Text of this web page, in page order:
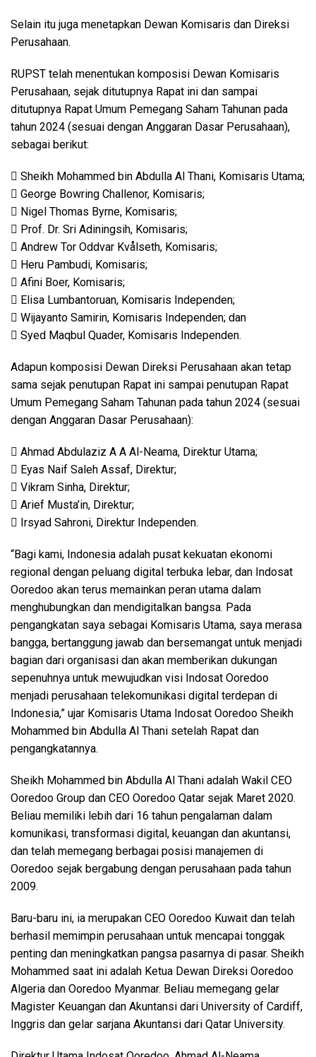
Selain itu juga menetapkan Dewan Komisaris dan Direksi
Perusahaan.
RUPST telah menentukan komposisi Dewan Komisaris
Perusahaan, sejak ditutupnya Rapat ini dan sampai
ditutupnya Rapat Umum Pemegang Saham Tahunan pada
tahun 2024 (sesuai dengan Anggaran Dasar Perusahaan),
sebagai berikut:
 Sheikh Mohammed bin Abdulla Al Thani, Komisaris Utama;
 George Bowring Challenor, Komisaris;
 Nigel Thomas Byrne, Komisaris;
 Prof. Dr. Sri Adiningsih, Komisaris;
 Andrew Tor Oddvar Kvålseth, Komisaris;
 Heru Pambudi, Komisaris;
 Afini Boer, Komisaris;
 Elisa Lumbantoruan, Komisaris Independen;
 Wijayanto Samirin, Komisaris Independen; dan
 Syed Maqbul Quader, Komisaris Independen.
Adapun komposisi Dewan Direksi Perusahaan akan tetap
sama sejak penutupan Rapat ini sampai penutupan Rapat
Umum Pemegang Saham Tahunan pada tahun 2024 (sesuai
dengan Anggaran Dasar Perusahaan):
 Ahmad Abdulaziz A A Al-Neama, Direktur Utama;
 Eyas Naif Saleh Assaf, Direktur;
 Vikram Sinha, Direktur;
 Arief Musta’in, Direktur;
 Irsyad Sahroni, Direktur Independen.
“Bagi kami, Indonesia adalah pusat kekuatan ekonomi
regional dengan peluang digital terbuka lebar, dan Indosat
Ooredoo akan terus memainkan peran utama dalam
menghubungkan dan mendigitalkan bangsa. Pada
pengangkatan saya sebagai Komisaris Utama, saya merasa
bangga, bertanggung jawab dan bersemangat untuk menjadi
bagian dari organisasi dan akan memberikan dukungan
sepenuhnya untuk mewujudkan visi Indosat Ooredoo
menjadi perusahaan telekomunikasi digital terdepan di
Indonesia,” ujar Komisaris Utama Indosat Ooredoo Sheikh
Mohammed bin Abdulla Al Thani setelah Rapat dan
pengangkatannya.
Sheikh Mohammed bin Abdulla Al Thani adalah Wakil CEO
Ooredoo Group dan CEO Ooredoo Qatar sejak Maret 2020.
Beliau memiliki lebih dari 16 tahun pengalaman dalam
komunikasi, transformasi digital, keuangan dan akuntansi,
dan telah memegang berbagai posisi manajemen di
Ooredoo sejak bergabung dengan perusahaan pada tahun
2009.
Baru-baru ini, ia merupakan CEO Ooredoo Kuwait dan telah
berhasil memimpin perusahaan untuk mencapai tonggak
penting dan meningkatkan pangsa pasarnya di pasar. Sheikh
Mohammed saat ini adalah Ketua Dewan Direksi Ooredoo
Algeria dan Ooredoo Myanmar. Beliau memegang gelar
Magister Keuangan dan Akuntansi dari University of Cardiff,
Inggris dan gelar sarjana Akuntansi dari Qatar University.